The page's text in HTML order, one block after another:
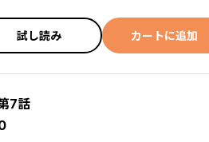
試し読み カートに追加
7話